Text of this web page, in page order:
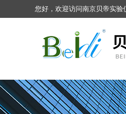
您好，欢迎访问南京贝帝实验